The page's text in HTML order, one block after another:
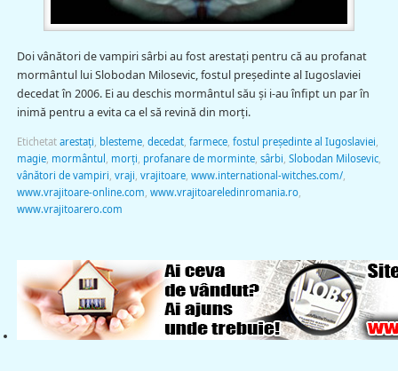
Doi vânători de vampiri sârbi au fost arestaţi pentru că au profanat
mormântul lui Slobodan Milosevic, fostul preşedinte al Iugoslaviei
decedat în 2006. Ei au deschis mormântul său şi i-au înfipt un par în
inimă pentru a evita ca el să revină din morţi.
Etichetat arestaţi blesteme, decedat, farmece, fostul preşedinte al Iugoslaviei
magie, mormântul morţi profanare de morminte, sârbi Slobodan Milosevic,
vânători de vampiri vraji vrajitoare, www.international-witches.com/,
www.vrajitoare-online.com www.vrajitoareledinromania.ro,
www.vrajitoarero.com